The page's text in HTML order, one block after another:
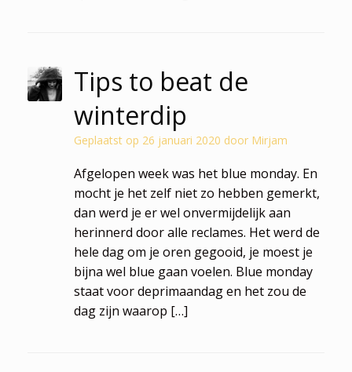
Tips to beat de
winterdip
Geplaatst op 26 januari 2020 door Mirjam
Afgelopen week was het blue monday. En
mocht je het zelf niet zo hebben gemerkt,
dan werd je er wel onvermijdelijk aan
herinnerd door alle reclames. Het werd de
hele dag om je oren gegooid, je moest je
bijna wel blue gaan voelen. Blue monday
staat voor deprimaandag en het zou de
dag zijn waarop […]